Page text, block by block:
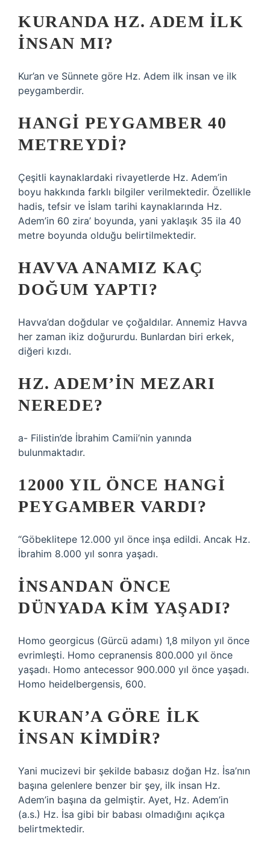
KURANDA HZ. ADEM ILK
INSAN MI?
Kur’an ve Sünnete göre Hz. Adem ilk insan ve ilk
peygamberdir.
HANGI PEYGAMBER 40
METREYDI?
Çeşitli kaynaklardaki rivayetlerde Hz. Adem’in
boyu hakkında farklı bilgiler verilmektedir. Özellikle
hadis, tefsir ve İslam tarihi kaynaklarında Hz.
Adem’in 60 zira’ boyunda, yani yaklaşık 35 ila 40
metre boyunda olduğu belirtilmektedir.
HAVVA ANAMIZ KAÇ
DOĞUM YAPTI?
Havva’dan doğdular ve çoğaldılar. Annemiz Havva
her zaman ikiz doğururdu. Bunlardan biri erkek,
diğeri kızdı.
HZ. ADEM’IN MEZARI
NEREDE?
a- Filistin’de İbrahim Camii’nin yanında
bulunmaktadır.
12000 YIL ÖNCE HANGI
PEYGAMBER VARDI?
“Göbeklitepe 12.000 yıl önce inşa edildi. Ancak Hz.
İbrahim 8.000 yıl sonra yaşadı.
İNSANDAN ÖNCE
DÜNYADA KIM YAŞADI?
Homo georgicus (Gürcü adamı) 1,8 milyon yıl önce
evrimleşti. Homo cepranensis 800.000 yıl önce
yaşadı. Homo antecessor 900.000 yıl önce yaşadı.
Homo heidelbergensis, 600.
KURAN’A GÖRE ILK
INSAN KIMDIR?
Yani mucizevi bir şekilde babasız doğan Hz. İsa’nın
başına gelenlere benzer bir şey, ilk insan Hz.
Adem’in başına da gelmiştir. Ayet, Hz. Adem’in
(a.s.) Hz. İsa gibi bir babası olmadığını açıkça
belirtmektedir.